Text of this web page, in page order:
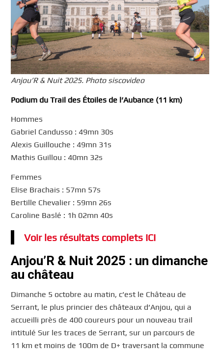
Anjou’R & Nuit 2025. Photo siscovideo
Podium du Trail des Étoiles de l’Aubance (11 km)
Hommes
Gabriel Candusso : 49mn 30s
Alexis Guillouche : 49mn 31s
Mathis Guillou : 40mn 32s
Femmes
Elise Brachais : 57mn 57s
Bertille Chevalier : 59mn 26s
Caroline Baslé : 1h 02mn 40s
Voir les résultats complets ICI
Anjou’R & Nuit 2025 : un dimanche
au château
Dimanche 5 octobre au matin, c’est le Château de
Serrant, le plus princier des châteaux d’Anjou, qui a
accueilli près de 400 coureurs pour un nouveau trail
intitulé Sur les traces de Serrant, sur un parcours de
11 km et moins de 100m de D+ traversant la commune